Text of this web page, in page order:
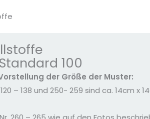
100
der Größe der Muster:
– 138 und 250- 259 sind ca. 14cm x